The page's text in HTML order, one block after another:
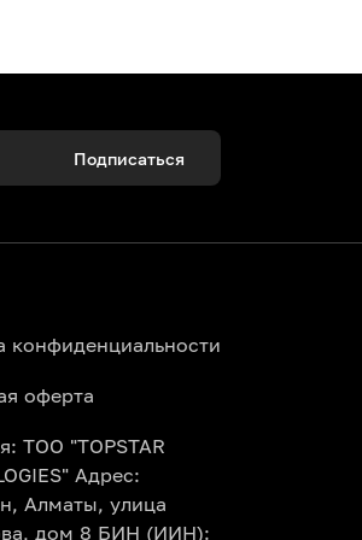
вашему малышу
Изучите
билет
все необходимые
наслаждаетесь
Подписаться
конфиденциальности
оферта
ТОО "TOPSTAR
Адрес:
Алматы, улица
дом 8 БИН (ИИН):